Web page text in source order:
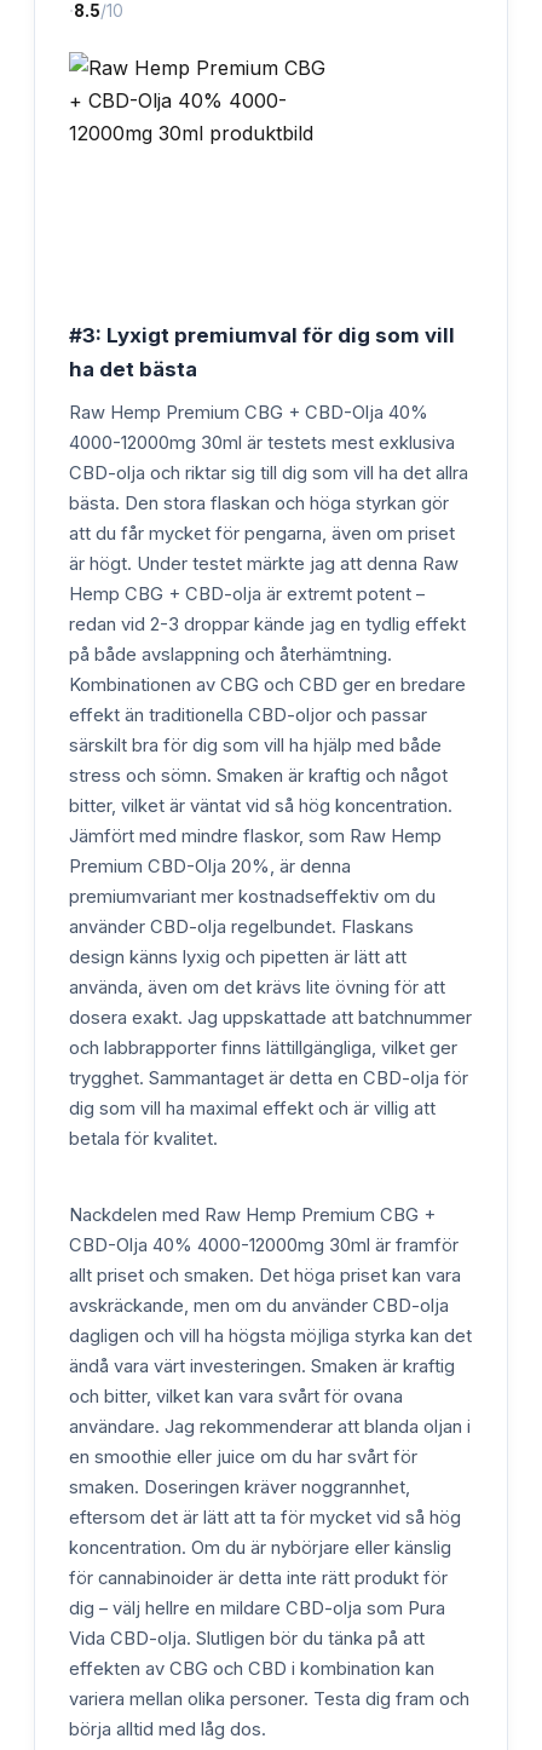
·8.5/10
#3: Lyxigt premiumval för dig som vill
ha det bästa
Raw Hemp Premium CBG + CBD-Olja 40%
4000-12000mg 30ml är testets mest exklusiva
CBD-olja och riktar sig till dig som vill ha det allra
bästa. Den stora flaskan och höga styrkan gör
att du får mycket för pengarna, även om priset
är högt. Under testet märkte jag att denna Raw
Hemp CBG + CBD-olja är extremt potent –
redan vid 2-3 droppar kände jag en tydlig effekt
på både avslappning och återhämtning.
Kombinationen av CBG och CBD ger en bredare
effekt än traditionella CBD-oljor och passar
särskilt bra för dig som vill ha hjälp med både
stress och sömn. Smaken är kraftig och något
bitter, vilket är väntat vid så hög koncentration.
Jämfört med mindre flaskor, som Raw Hemp
Premium CBD-Olja 20%, är denna
premiumvariant mer kostnadseffektiv om du
använder CBD-olja regelbundet. Flaskans
design känns lyxig och pipetten är lätt att
använda, även om det krävs lite övning för att
dosera exakt. Jag uppskattade att batchnummer
och labbrapporter finns lättillgängliga, vilket ger
trygghet. Sammantaget är detta en CBD-olja för
dig som vill ha maximal effekt och är villig att
betala för kvalitet.
Nackdelen med Raw Hemp Premium CBG +
CBD-Olja 40% 4000-12000mg 30ml är framför
allt priset och smaken. Det höga priset kan vara
avskräckande, men om du använder CBD-olja
dagligen och vill ha högsta möjliga styrka kan det
ändå vara värt investeringen. Smaken är kraftig
och bitter, vilket kan vara svårt för ovana
användare. Jag rekommenderar att blanda oljan i
en smoothie eller juice om du har svårt för
smaken. Doseringen kräver noggrannhet,
eftersom det är lätt att ta för mycket vid så hög
koncentration. Om du är nybörjare eller känslig
för cannabinoider är detta inte rätt produkt för
dig – välj hellre en mildare CBD-olja som Pura
Vida CBD-olja. Slutligen bör du tänka på att
effekten av CBG och CBD i kombination kan
variera mellan olika personer. Testa dig fram och
börja alltid med låg dos.